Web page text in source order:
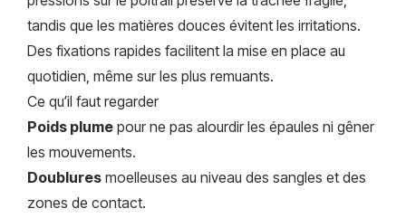
tandis que les matières douces évitent les irritations.
Des fixations rapides facilitent la mise en place au
quotidien, même sur les plus remuants.
Ce qu’il faut regarder
Poids plume pour ne pas alourdir les épaules ni gêner
les mouvements.
Doublures moelleuses au niveau des sangles et des
zones de contact.